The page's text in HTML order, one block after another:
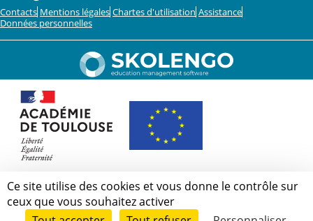
Contacts Mentions légales Chartes d'utilisation Assistance
Données personnelles
Ce site utilise des cookies et vous donne le contrôle sur
ceux que vous souhaitez activer